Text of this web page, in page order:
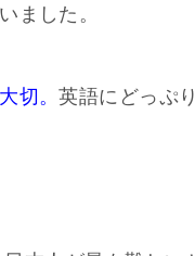
ました。
切。英語にどっぷ